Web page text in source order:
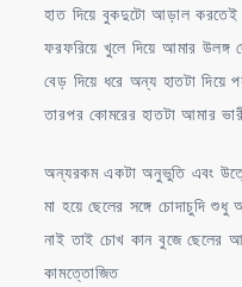
হাত দিয়ে বুকদুটো আড়াল করতেই
ফরফরিয়ে খুলে দিয়ে আমার উলঙ্গ
বেড় দিয়ে ধরে অন্য হাতটা দিয়ে
তারপর কোমরের হাতটা আমার
অন্যরকম একটা অনুভুতি এবং
মা হয়ে ছেলের সঙ্গে চোদাচুদি
নাই তাই চোখ কান বুজে ছেলের
কামত্তোজিত